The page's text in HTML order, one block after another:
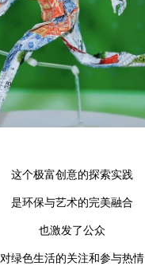
这个极富创意的探索实践
是环保与艺术的完美融合
也激发了公众
对绿色生活的关注和参与热情